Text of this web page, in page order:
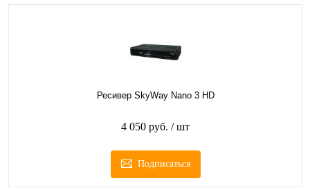
Ресивер SkyWay Nano 3 HD
4 050 руб. / шт
Подписаться